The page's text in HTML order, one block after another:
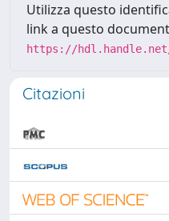
Utilizza questo
link a questo
https://hdl.handle.net/
Citazioni